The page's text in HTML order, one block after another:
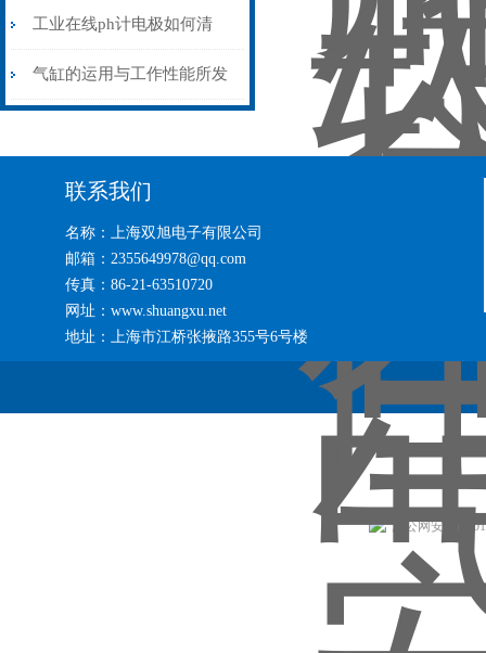
工业在线ph计电极如何清
洗？
气缸的运用与工作性能所发
联系我们
名称：上海双旭电子有限公司
邮箱：2355649978@qq.com
传真：86-21-63510720
网址：www.shuangxu.net
地址：上海市江桥张掖路355号6号楼
沪公网安备